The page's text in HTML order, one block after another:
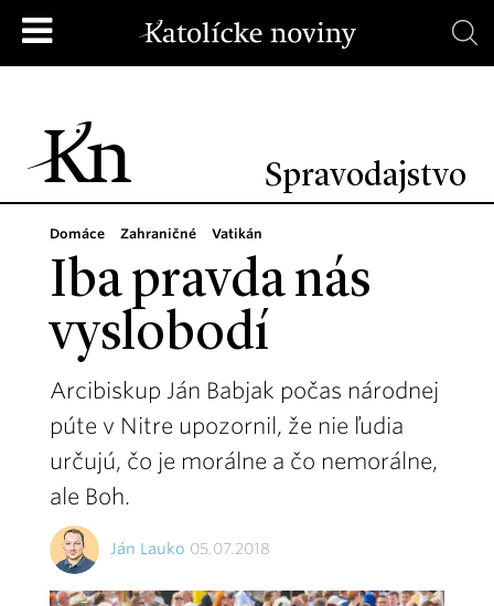
Spravodajstvo
Domáce Zahraničné Vatikán
Iba pravda nás
vyslobodí
Arcibiskup Ján Babjak počas národnej
púte v Nitre upozornil, že nie ľudia
určujú, čo je morálne a čo nemorálne,
ale Boh.
Ján Lauko 05.07.2018